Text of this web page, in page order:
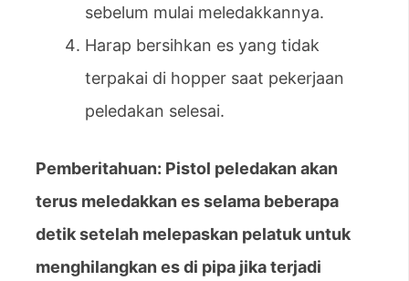
sebelum mulai meledakkannya.
Harap bersihkan es yang tidak
terpakai di hopper saat pekerjaan
peledakan selesai.
Pemberitahuan: Pistol peledakan akan
terus meledakkan es selama beberapa
detik setelah melepaskan pelatuk untuk
menghilangkan es di pipa jika terjadi